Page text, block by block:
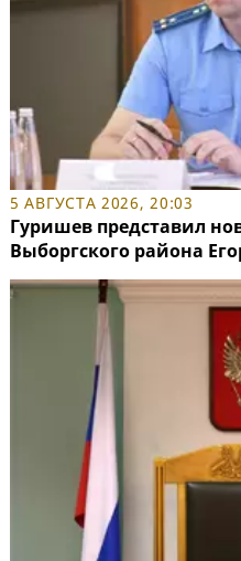
5 АВГУСТА 2026, 20:03
Гуришев представил
Выборгского района